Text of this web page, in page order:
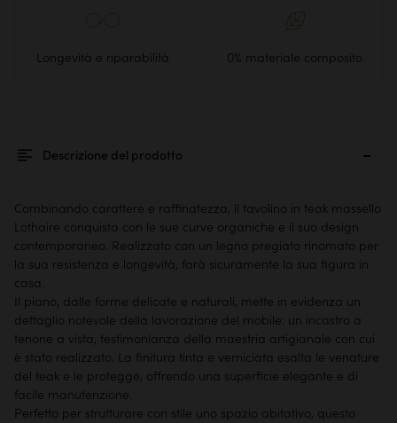
Longevità e riparabilità 0% materiale composito
Descrizione del prodotto
Combinando carattere e raffinatezza, il tavolino in teak massello
Lothaire conquista con le sue curve organiche e il suo design
contemporaneo. Realizzato con un legno pregiato rinomato per
la sua resistenza e longevità, farà sicuramente la sua figura in
casa.
Il piano, dalle forme delicate e naturali, mette in evidenza un
dettaglio notevole della lavorazione del mobile: un incastro a
tenone a vista, testimonianza della maestria artigianale con cui
è stato realizzato. La finitura tinta e verniciata esalta le venature
del teak e le protegge, offrendo una superficie elegante e di
facile manutenzione.
Perfetto per strutturare con stile uno spazio abitativo, questo